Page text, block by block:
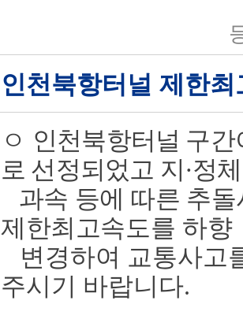
인천북항터널 제한
ㅇ 인천북항터널 구간
로 선정되었고 지 ·정체
과속 등에 따른 추
제한최고속도를 하향
변경하여 교통사고
주시기 바랍니다.